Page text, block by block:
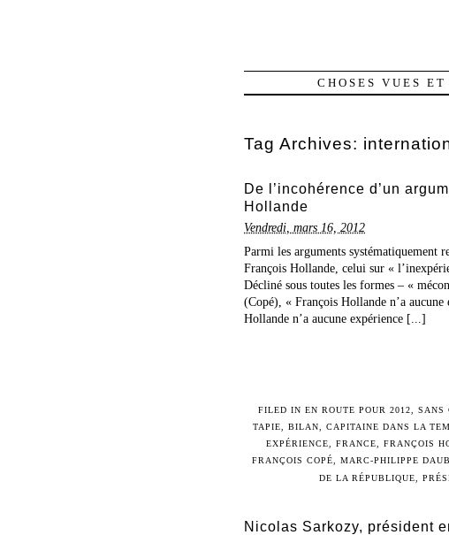
CHOSES VUES
Tag Archives:
De l’incohérence d’un
Hollande
Vendredi, mars 16, 2012
Parmi les arguments systématiquement
François Hollande, celui sur «
Décliné sous toutes les formes – «
(Copé), « François Hollande n’a
Hollande n’a aucune expérience [...]
FILED INEN ROUTE POUR 2012 ,SANS
TAPIE
BILAN CAPITAINE DANS LA
EXPÉRIENCE
FRANCE FRANÇOIS
FRANÇOIS COPÉ
MARC-PHILIPPE
DE LA RÉPUBLIQUE
Nicolas Sarkozy, président